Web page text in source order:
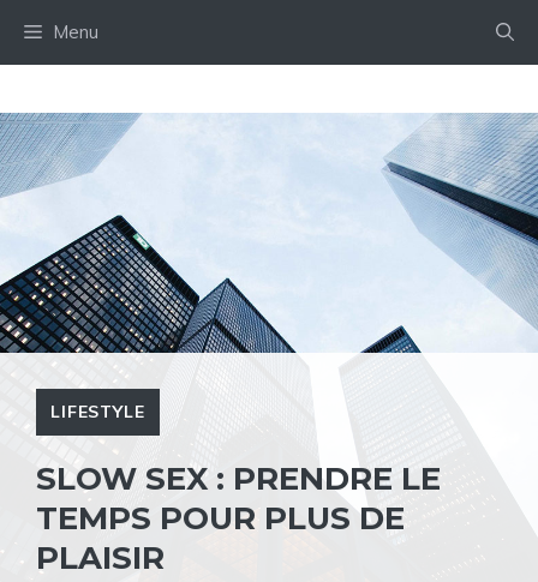
Menu
LIFESTYLE
SLOW SEX : PRENDRE LE
TEMPS POUR PLUS DE
PLAISIR